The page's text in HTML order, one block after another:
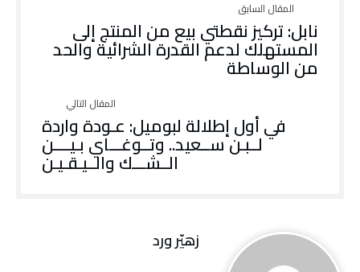
نابل: تركيز نقطتي بيع من المنتج إلى
المستهلك لدعم القدرة الشرائية والحد
من الوساطة
في أول إطلالة لبوميل: عـودة واردة
لــبـن ســعيد.. وتــوغـــاي بـيــــن
الــشـــك والــيـقـيـن
زهيّر‭ ‬ورد